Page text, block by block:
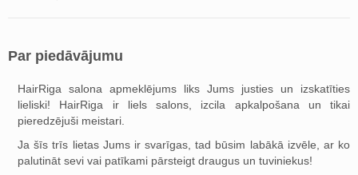
Par piedāvājumu
HairRiga salona apmeklējums liks Jums justies un izskatīties
lieliski! HairRiga ir liels salons, izcila apkalpošana un tikai
pieredzējuši meistari.
Ja šīs trīs lietas Jums ir svarīgas, tad būsim labākā izvēle, ar ko
palutināt sevi vai patīkami pārsteigt draugus un tuviniekus!